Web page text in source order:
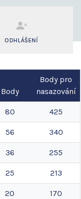
ODHLÁŠENÍ
Body
Body pro
nasazování
80 425
56 340
36 255
25 213
20 170